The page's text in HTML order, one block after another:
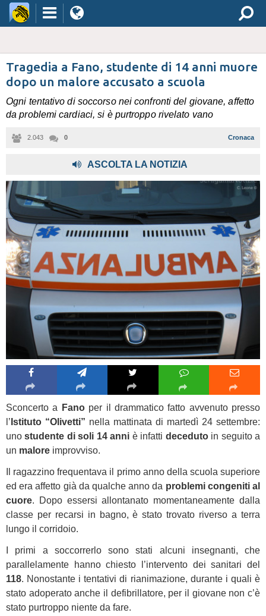
Tragedia a Fano, studente di 14 anni muore
dopo un malore accusato a scuola
Ogni tentativo di soccorso nei confronti del giovane, affetto
da problemi cardiaci, si è purtroppo rivelato vano
2.043 0 Cronaca
ASCOLTA LA NOTIZIA
Sconcerto a Fanoper il drammatico fatto avvenuto presso
l’ Istituto “Olivetti” nella mattinata di martedì 24 settembre:
unostudente di soli 14 anni è infatti decedutoin seguito a
un malore improvviso.
Il ragazzino frequentava il primo anno della scuola superiore
ed era affetto già da qualche anno da problemi congeniti al
cuore. Dopo essersi allontanato momentaneamente dalla
classe per recarsi in bagno, è stato trovato riverso a terra
lungo il corridoio.
I primi a soccorrerlo sono stati alcuni insegnanti, che
parallelamente hanno chiesto l’intervento dei sanitari del
118. Nonostante i tentativi di rianimazione, durante i quali è
stato adoperato anche il defibrillatore, per il giovane non c’è
stato purtroppo niente da fare.